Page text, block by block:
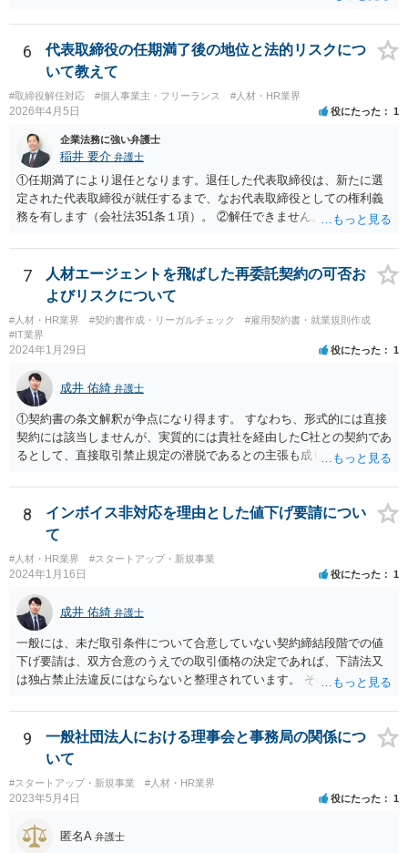
6
代表取締役の任期満了後の地位と法的リスクにつ
いて教えて
#取締役解任対応 #個人事業主・フリーランス #人材・HR業界
2026年4月5日 役にたった 1
企業法務に強い弁護士
稲井 要介 弁護士
①任期満了により退任となります。退任した代表取締役は、新たに選
定された代表取締役が就任するまで、なお代表取締役としての権利義
務を有します（会社法351条１項）。 ②解任できません。 ③金融機関
可能性があります。また、権利義務代表取締役であっても、第三者か
ら損害賠償請求を受けるリスクがあります（会社法429条１項）。
7
人材エージェントを飛ばした再委託契約の可否お
よびリスクについて
#人材・HR業界 #契約書作成・リーガルチェック
#雇用契約書・就業規則作成
#IT業界
2024年1月29日 役にたった 1
成井 佑綺 弁護士
①契約書の条文解釈が争点になり得ます。 すなわち、形式的には直接
契約には該当しませんが、実質的には貴社を経由したC社との契約であ
るとして、直接取引禁止規定の潜脱であるとの主張も成り立ち得るも
請求を受ける）可能性もあります。 基本的には、A、B社間で覚書を締
結するなど話をまとめていただいた方が宜しいかと存じます。 ②本掲
示板は法律相談に関する掲示板となりますので、法的な観点に限定し
た回答となりますが、一次的にB社から違約金の請求を受けるのはA社
と考えられます。 もっとも、貴社がスキームの決定をA社と共同して
行った場合、A社から事後的に違約金の一部について求償請求を受ける
可能性も否定はできません。 そのため、仮に当該スキームを実施する
にしても、A社に上記リスク（違約金を請求されるリスク）を負担して
貰える状況かというところも一つのポイントになろうかと存じます。
8
インボイス非対応を理由とした値下げ要請につい
て
#人材・HR業界 #スタートアップ・新規事業
2024年1月16日 役にたった 1
成井 佑綺 弁護士
一般には、未だ取引条件について合意していない契約締結段階での値
下げ要請は、双方合意のうえでの取引価格の決定であれば、下請法又
は独占禁止法違反にはならないと整理されています。 そのため、先方
（以下「差額」。本来仕入先が負担すべき部分。）について、契約締
結交渉の段階で減額要請をすること自体は直ちにこれらの法律に違反
するものではないと思われます。 一方で、諸経費等に照らし著しく低
い価格設定をされた場合などには、買いたたきとして下請法（同法第
４条第１項第５号）違反や優越的地位の濫用として独占禁止法違反と
なる可能性もありますので、ベースとしては、上記の差額を念頭に置
き、その他仕入れや諸経費の支払なども加味して、価格交渉を行うと
良いでしょう。 参考：公正取引委員会「免税事業者及びその取引先の
9
一般社団法人における理事会と事務局の関係につ
いて
#スタートアップ・新規事業 #人材・HR業界
2023年5月4日 役にたった 1
匿名A 弁護士